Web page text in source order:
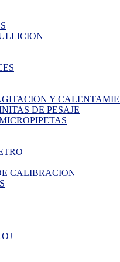
Y
DE PESAJE
CALIBRACION